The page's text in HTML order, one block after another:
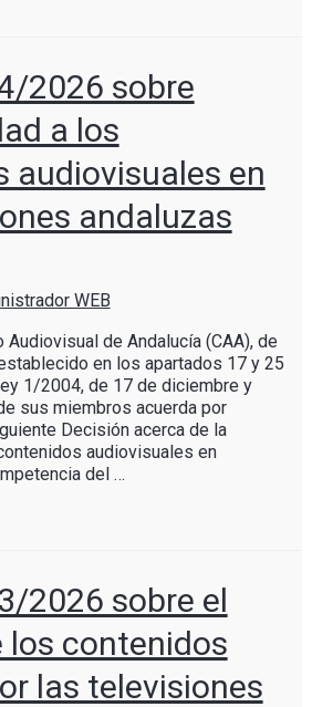
2026 sobre
a los
audiovisuales en
andaluzas
WEB
Audiovisual de Andalucía (CAA), de
en los apartados 17 y 25
1/2004, de 17 de diciembre y
sus miembros acuerda por
Decisión acerca de la
audiovisuales en
del …
2026 sobre el
los contenidos
las televisiones